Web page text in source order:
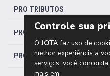
PRO TRIBUTOS
PRO TRABALHISTA
PRO SAÚDE